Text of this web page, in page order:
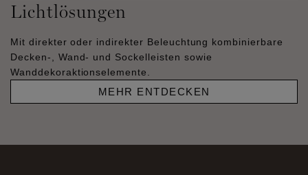
Lichtlösungen
Mit direkter oder indirekter Beleuchtung kombinierbare
Decken-, Wand- und Sockelleisten sowie
Wanddekoraktionselemente.
MEHR ENTDECKEN